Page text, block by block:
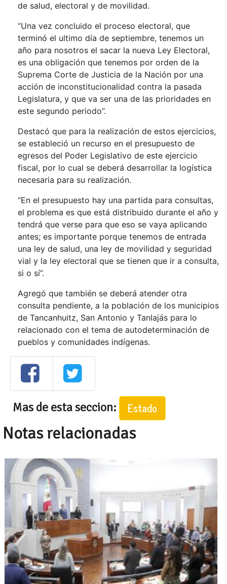
de salud, electoral y de movilidad.
“Una vez concluido el proceso electoral, que
terminó el ultimo día de septiembre, tenemos un
año para nosotros el sacar la nueva Ley Electoral,
es una obligación que tenemos por orden de la
Suprema Corte de Justicia de la Nación por una
acción de inconstitucionalidad contra la pasada
Legislatura, y que va ser una de las prioridades en
este segundo periodo”.
Destacó que para la realización de estos ejercicios,
se estableció un recurso en el presupuesto de
egresos del Poder Legislativo de este ejercicio
fiscal, por lo cual se deberá desarrollar la logística
necesaria para su realización.
“En el presupuesto hay una partida para consultas,
el problema es que está distribuido durante el año y
tendrá que verse para que eso se vaya aplicando
antes; es importante porque tenemos de entrada
una ley de salud, una ley de movilidad y seguridad
vial y la ley electoral que se tienen que ir a consulta,
si o sí”.
Agregó que también se deberá atender otra
consulta pendiente, a la población de los municipios
de Tancanhuitz, San Antonio y Tanlajás para lo
relacionado con el tema de autodeterminación de
pueblos y comunidades indígenas.
Mas de esta seccion: Estado
Notas relacionadas